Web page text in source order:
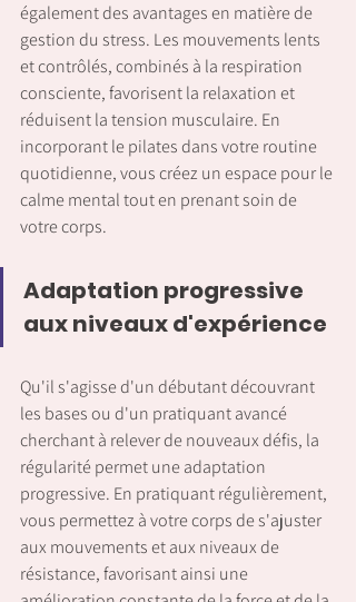
également des avantages en matière de
gestion du stress. Les mouvements lents
et contrôlés, combinés à la respiration
consciente, favorisent la relaxation et
réduisent la tension musculaire. En
incorporant le pilates dans votre routine
quotidienne, vous créez un espace pour le
calme mental tout en prenant soin de
votre corps.
Adaptation progressive
aux niveaux d'expérience
Qu'il s'agisse d'un débutant découvrant
les bases ou d'un pratiquant avancé
cherchant à relever de nouveaux défis, la
régularité permet une adaptation
progressive. En pratiquant régulièrement,
vous permettez à votre corps de s'ajuster
aux mouvements et aux niveaux de
résistance, favorisant ainsi une